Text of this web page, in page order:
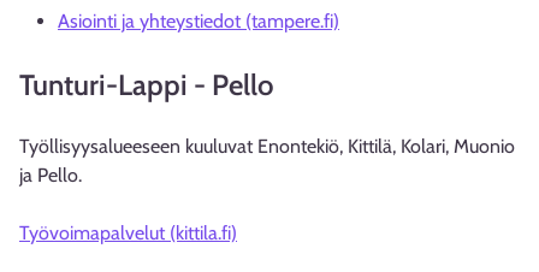
Asiointi ja yhteystiedot (tampere.fi)
Tunturi-Lappi - Pello
Työllisyysalueeseen kuuluvat Enontekiö, Kittilä, Kolari, Muonio
ja Pello.
Työvoimapalvelut (kittila.fi)